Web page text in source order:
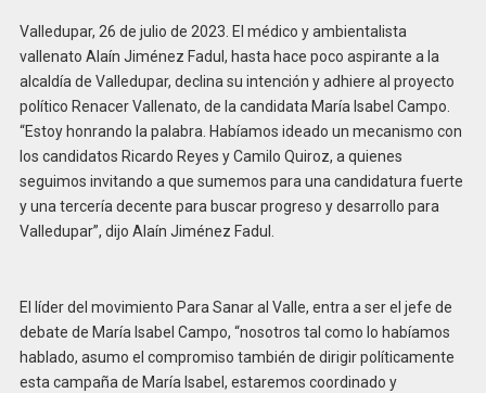
Valledupar, 26 de julio de 2023. El médico y ambientalista
vallenato Alaín Jiménez Fadul, hasta hace poco aspirante a la
alcaldía de Valledupar, declina su intención y adhiere al proyecto
político Renacer Vallenato, de la candidata María Isabel Campo.
“Estoy honrando la palabra. Habíamos ideado un mecanismo con
los candidatos Ricardo Reyes y Camilo Quiroz, a quienes
seguimos invitando a que sumemos para una candidatura fuerte
y una tercería decente para buscar progreso y desarrollo para
Valledupar”, dijo Alaín Jiménez Fadul.
El líder del movimiento Para Sanar al Valle, entra a ser el jefe de
debate de María Isabel Campo, “nosotros tal como lo habíamos
hablado, asumo el compromiso también de dirigir políticamente
esta campaña de María Isabel, estaremos coordinado y